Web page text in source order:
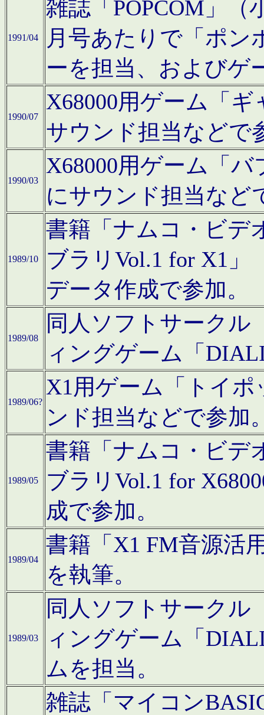
1991/04
雑誌「POPCOM」（
月号あたりで「ポン
ーを担当、およびゲ
1990/07
X68000用ゲーム「
サウンド担当などで
1990/03
X68000用ゲーム「
にサウンド担当など
1989/10
書籍「ナムコ・ビデ
ブラリVol.1 for X1」
データ作成で参加。
1989/08
同人ソフトサークル
ィングゲーム「
1989/06?
X1用ゲーム「トイ
ンド担当などで参加
1989/05
書籍「ナムコ・ビデ
ブラリVol.1 for
成で参加。
1989/04
書籍「X1 FM音源活
を執筆。
1989/03
同人ソフトサークル
ィングゲーム「
ムを担当。
雑誌「マイコン